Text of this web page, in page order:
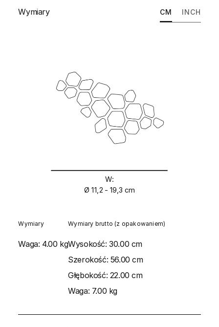
Wymiary CM INCH
W:
Ø 11,2 - 19,3 cm
Wymiary
Waga: 4.00 kg
Wymiary brutto (z opakowaniem)
Wysokość:30.00 cm
Szerokość: 56.00 cm
Głębokość: 22.00 cm
Waga: 7.00 kg